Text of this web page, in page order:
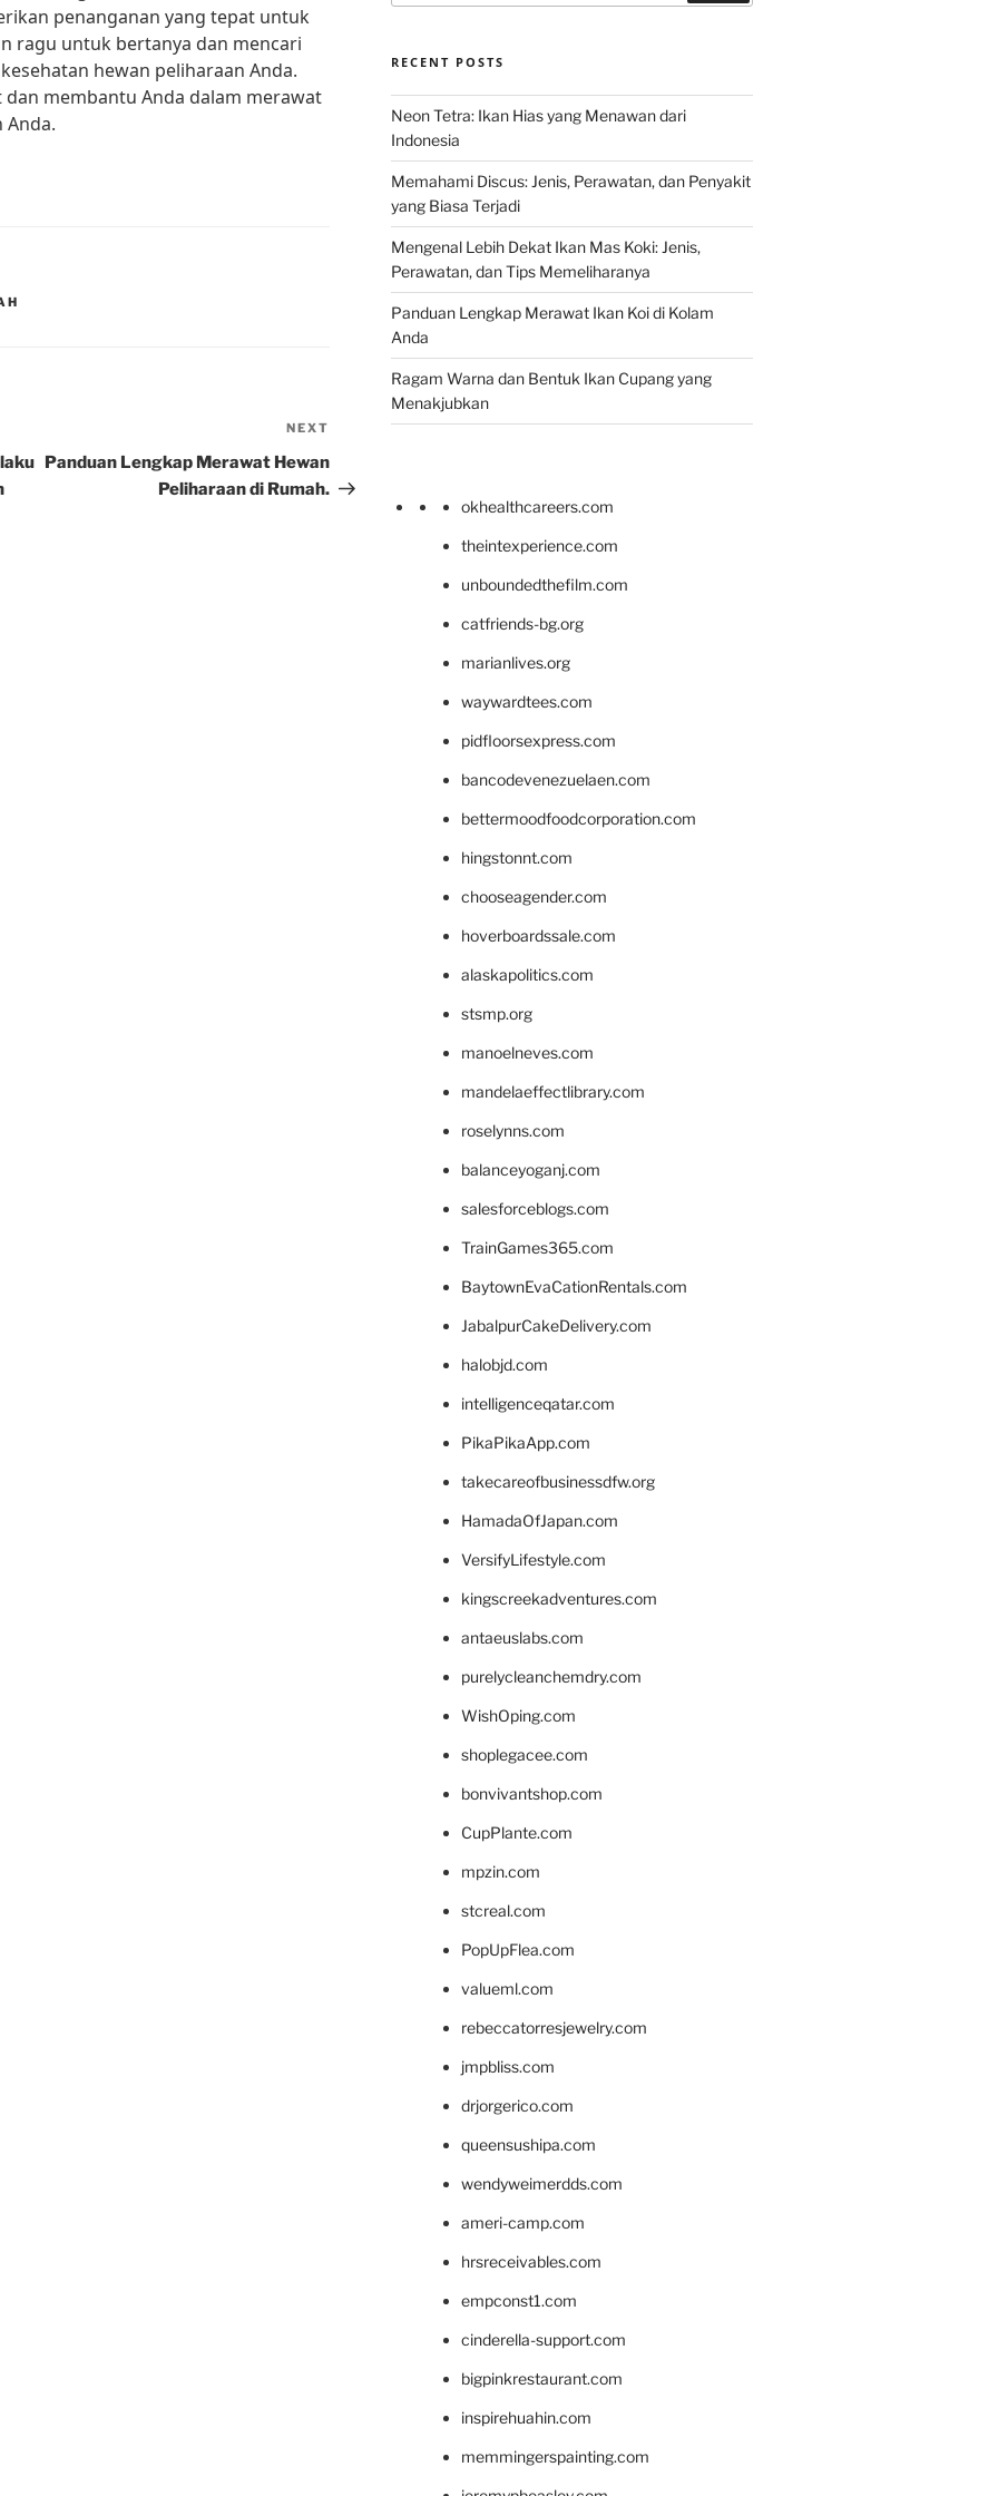
penanganan yang tepat untuk
ragu untuk bertanya dan mencari
hewan peliharaan Anda.
membantu Anda dalam merawat
Anda.
Post
NEXT
Panduan Lengkap Merawat Hewan
Peliharaan di Rumah.
RECENT POSTS
Neon Tetra: Ikan Hias yang Menawan dari
Indonesia
Memahami Discus: Jenis, Perawatan, dan Penyakit
yang Biasa Terjadi
Mengenal Lebih Dekat Ikan Mas Koki: Jenis,
Perawatan, dan Tips Memeliharanya
Panduan Lengkap Merawat Ikan Koi di Kolam
Anda
Ragam Warna dan Bentuk Ikan Cupang yang
Menakjubkan
okhealthcareers.com
theintexperience.com
unboundedthefilm.com
catfriends-bg.org
marianlives.org
waywardtees.com
pidfloorsexpress.com
bancodevenezuelaen.com
bettermoodfoodcorporation.com
hingstonnt.com
chooseagender.com
hoverboardssale.com
alaskapolitics.com
stsmp.org
manoelneves.com
mandelaeffectlibrary.com
roselynns.com
balanceyoganj.com
salesforceblogs.com
TrainGames365.com
BaytownEvaCationRentals.com
JabalpurCakeDelivery.com
halobjd.com
intelligenceqatar.com
PikaPikaApp.com
takecareofbusinessdfw.org
HamadaOfJapan.com
VersifyLifestyle.com
kingscreekadventures.com
antaeuslabs.com
purelycleanchemdry.com
WishOping.com
shoplegacee.com
bonvivantshop.com
CupPlante.com
mpzin.com
stcreal.com
PopUpFlea.com
valueml.com
rebeccatorresjewelry.com
jmpbliss.com
drjorgerico.com
queensushipa.com
wendyweimerdds.com
ameri-camp.com
hrsreceivables.com
empconst1.com
cinderella-support.com
bigpinkrestaurant.com
inspirehuahin.com
memmingerspainting.com